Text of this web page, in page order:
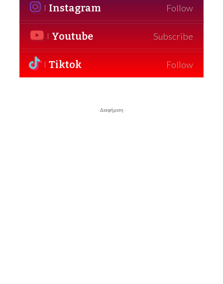
Instagram Follow
Youtube Subscribe
Tiktok Follow
- Διαφήμιση -